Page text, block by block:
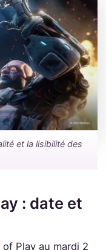
et la lisibilité des
: date et
Play au mardi 2